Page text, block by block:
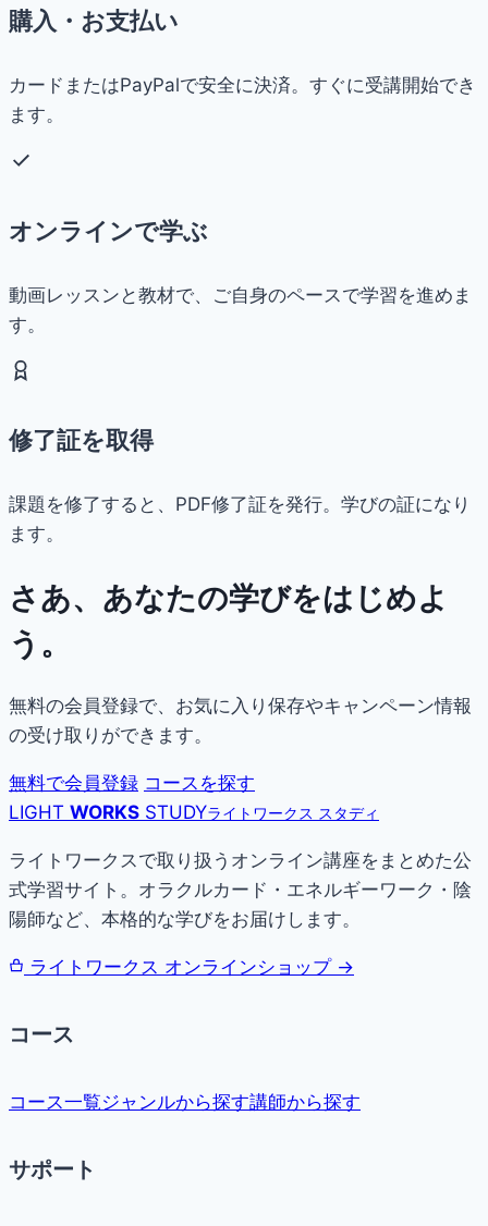
購入・お支払い
カードまたはPayPalで安全に決済。すぐに受講開始でき
ます。
オンラインで学ぶ
動画レッスンと教材で、ご自身のペースで学習を進めま
す。
修了証を取得
課題を修了すると、PDF修了証を発行。学びの証になり
ます。
さあ、あなたの学びをはじめよ
う。
無料の会員登録で、お気に入り保存やキャンペーン情報
の受け取りができます。
無料で会員登録 コースを探す
LIGHT WORKS STUDYライトワークス スタディ
ライトワークスで取り扱うオンライン講座をまとめた公
式学習サイト。オラクルカード・エネルギーワーク・陰
陽師など、本格的な学びをお届けします。
ライトワークス オンラインショップ →
コース
コース一覧ジャンルから探す講師から探す
サポート